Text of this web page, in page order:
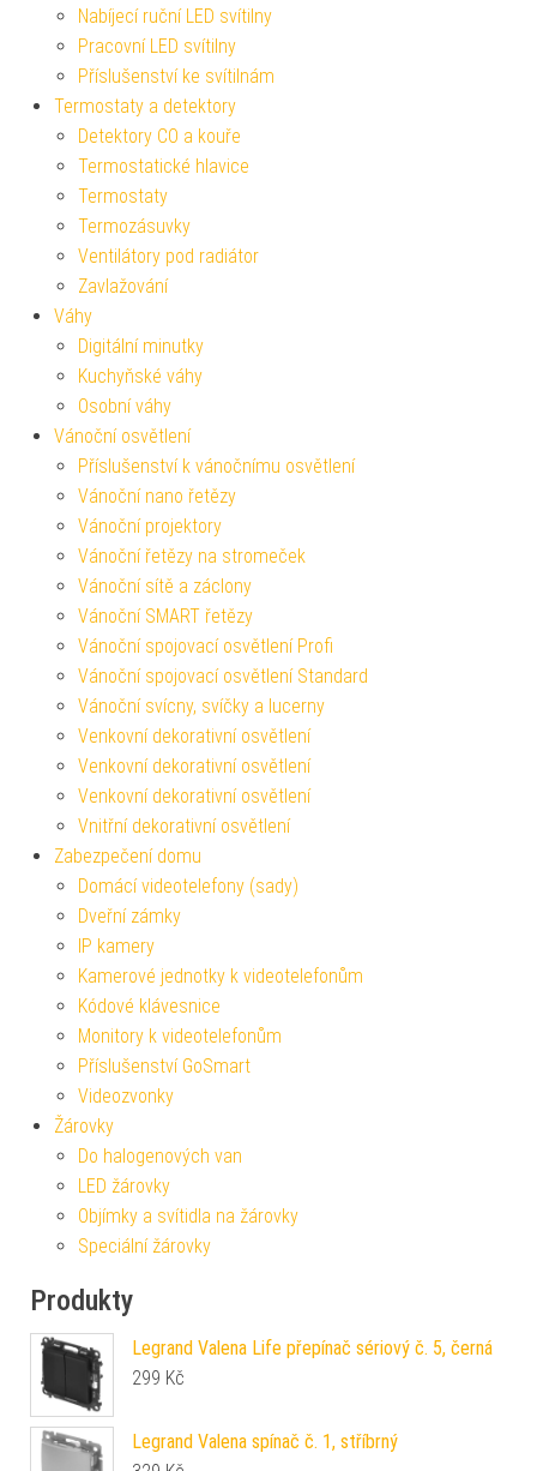
Nabíjecí ruční LED svítilny
Pracovní LED svítilny
Příslušenství ke svítilnám
Termostaty a detektory
Detektory CO a kouře
Termostatické hlavice
Termostaty
Termozásuvky
Ventilátory pod radiátor
Zavlažování
Váhy
Digitální minutky
Kuchyňské váhy
Osobní váhy
Vánoční osvětlení
Příslušenství k vánočnímu osvětlení
Vánoční nano řetězy
Vánoční projektory
Vánoční řetězy na stromeček
Vánoční sítě a záclony
Vánoční SMART řetězy
Vánoční spojovací osvětlení Profi
Vánoční spojovací osvětlení Standard
Vánoční svícny, svíčky a lucerny
Venkovní dekorativní osvětlení
Venkovní dekorativní osvětlení
Venkovní dekorativní osvětlení
Vnitřní dekorativní osvětlení
Zabezpečení domu
Domácí videotelefony (sady)
Dveřní zámky
IP kamery
Kamerové jednotky k videotelefonům
Kódové klávesnice
Monitory k videotelefonům
Příslušenství GoSmart
Videozvonky
Žárovky
Do halogenových van
LED žárovky
Objímky a svítidla na žárovky
Speciální žárovky
Produkty
Legrand Valena Life přepínač sériový č. 5, černá
299 Kč
Legrand Valena spínač č. 1, stříbrný